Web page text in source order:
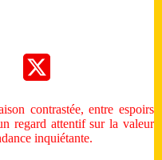
contrastée, entre espoirs
regard attentif sur la valeur
inquiétante.